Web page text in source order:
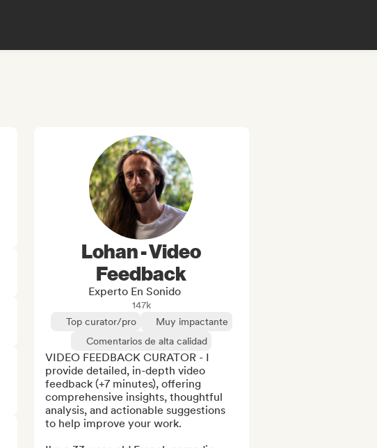
Lohan - Video
Feedback
Experto En Sonido
147k
Top curator/pro
Muy impactante
Comentarios de alta calidad
VIDEO FEEDBACK CURATOR - I
provide detailed, in-depth video
feedback (+7 minutes), offering
comprehensive insights, thoughtful
analysis, and actionable suggestions
to help improve your work.